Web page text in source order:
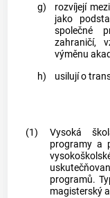
g)
rozvíjejí
jako
společné
zahraničí,
výměnu
h)
usilují o
(1)
Vysoká
programy a
programů.
magisterský